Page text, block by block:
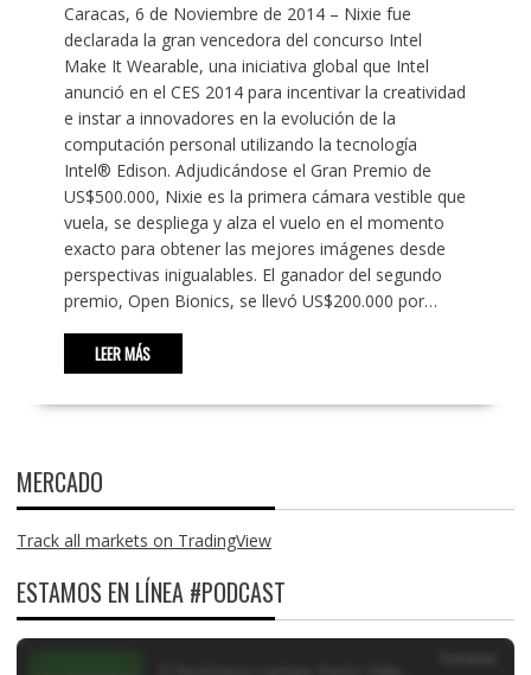
Caracas, 6 de Noviembre de 2014 – Nixie fue
declarada la gran vencedora del concurso Intel
Make It Wearable, una iniciativa global que Intel
anunció en el CES 2014 para incentivar la creatividad
e instar a innovadores en la evolución de la
computación personal utilizando la tecnología
Intel® Edison. Adjudicándose el Gran Premio de
US$500.000, Nixie es la primera cámara vestible que
vuela, se despliega y alza el vuelo en el momento
exacto para obtener las mejores imágenes desde
perspectivas inigualables. El ganador del segundo
premio, Open Bionics, se llevó US$200.000 por…
LEER MÁS
MERCADO
Track all markets on TradingView
ESTAMOS EN LÍNEA #PODCAST